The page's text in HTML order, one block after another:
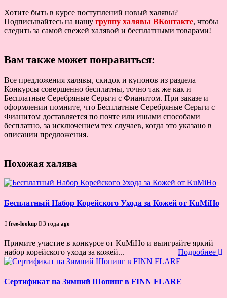
Хотите быть в курсе поступлений новый халявы?
Подписывайтесь на нашу группу халявы ВКонтакте, чтобы
следить за самой свежей халявой и бесплатными товарами!
Вам также может понравиться:
Все предложения халявы, скидок и купонов из раздела
Конкурсы совершенно бесплатны, точно так же как и
Бесплатные Серебряные Серьги с Фианитом. При заказе и
оформлении помните, что Бесплатные Серебряные Серьги с
Фианитом доставляется по почте или иными способами
бесплатно, за исключением тех случаев, когда это указано в
описании предложения.
Похожая халява
Бесплатный Набор Корейского Ухода за Кожей от KuMiHo
free-lookup 3 года ago
Примите участие в конкурсе от KuMiHo и выиграйте яркий
набор корейского ухода за кожей...
Подробнее
Сертификат на Зимний Шопинг в FINN FLARE